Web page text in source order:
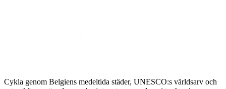
Cykla genom Belgiens medeltida städer, UNESCO:s världsarv och